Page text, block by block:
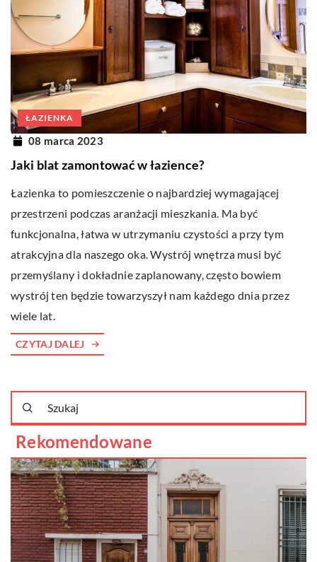
ŁAZIENKA
08 marca 2023
Jaki blat zamontować w łazience?
Łazienka to pomieszczenie o najbardziej wymagającej
przestrzeni podczas aranżacji mieszkania. Ma być
funkcjonalna, łatwa w utrzymaniu czystości a przy tym
atrakcyjna dla naszego oka. Wystrój wnętrza musi być
przemyślany i dokładnie zaplanowany, często bowiem
wystrój ten będzie towarzyszył nam każdego dnia przez
wiele lat.
CZYTAJ DALEJ
Rekomendowane